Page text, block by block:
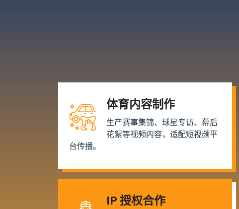
体育内容制作
生产赛事集锦、球星专访、幕后
花絮等视频内容，适配短视频平
台传播。
IP 授权合作